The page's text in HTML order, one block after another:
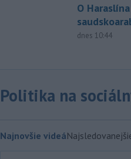
O
dnes 10:44
Politika na
Najnovšie videá